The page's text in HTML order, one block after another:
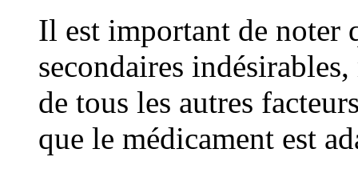
Il est important de noter
secondaires
de tous les autres
que le médicament est